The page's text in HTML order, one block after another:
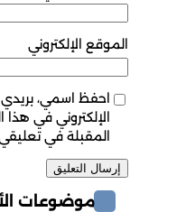
الموقع الإلكتروني
احفظ اسمي، بريدي
الإلكتروني في
المقبلة في
موضوعات